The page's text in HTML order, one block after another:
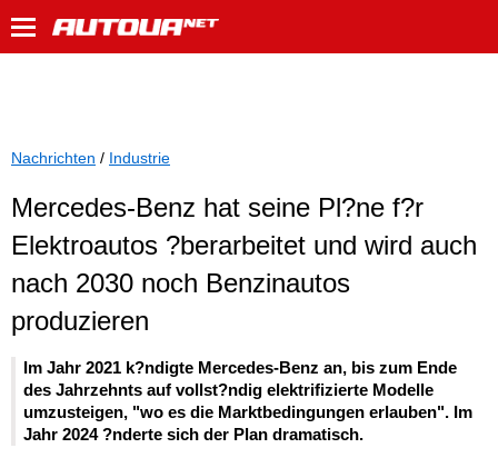
Nachrichten / Industrie
Mercedes-Benz hat seine Pl?ne f?r
Elektroautos ?berarbeitet und wird auch
nach 2030 noch Benzinautos
produzieren
Im Jahr 2021 k?ndigte Mercedes-Benz an, bis zum Ende
des Jahrzehnts auf vollst?ndig elektrifizierte Modelle
umzusteigen, "wo es die Marktbedingungen erlauben". Im
Jahr 2024 ?nderte sich der Plan dramatisch.